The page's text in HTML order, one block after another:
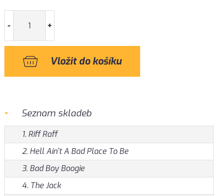
- +
Seznam skladeb
1. Riff Raff
2. Hell Ain't A Bad Place To Be
3. Bad Boy Boogie
4. The Jack